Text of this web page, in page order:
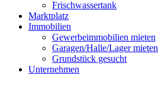
Frischwassertank
Marktplatz
Immobilien
Gewerbeimmobilien mieten
Garagen/Halle/Lager mieten
Grundstück gesucht
Unternehmen